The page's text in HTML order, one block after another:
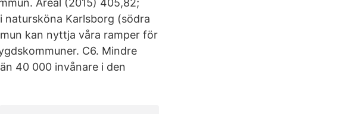
Areal (2015) 405,82;
Karlsborg (södra
kan nyttja våra ramper för
C6. Mindre
40 000 invånare i den